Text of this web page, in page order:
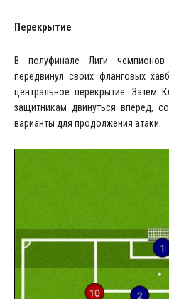
Перекрытие
В полуфинале Лиги
передвинул своих фланговых
центральное перекрытие. Затем
защитникам двинуться вперед,
варианты для продолжения атаки.